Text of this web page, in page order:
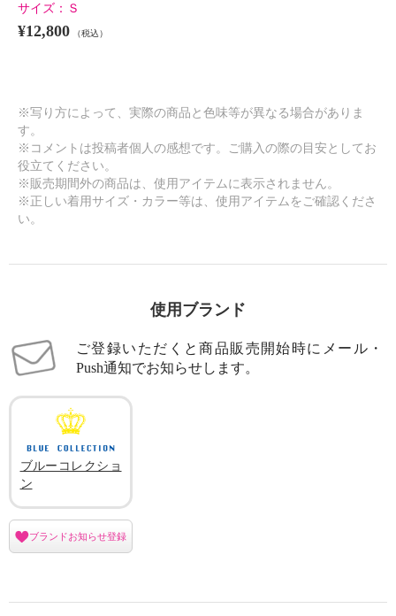
サイズ： Ｓ
¥12,800 （税込）
※写り方によって、実際の商品と色味等が異なる場合がありま
す。
※コメントは投稿者個人の感想です。ご購入の際の目安としてお
役立てください。
※販売期間外の商品は、使用アイテムに表示されません。
※正しい着用サイズ・カラー等は、使用アイテムをご確認くださ
い。
使用ブランド
ご登録いただくと商品販売開始時にメール・
Push通知でお知らせします。
ブルーコレクショ
ン
ブランドお知らせ登録